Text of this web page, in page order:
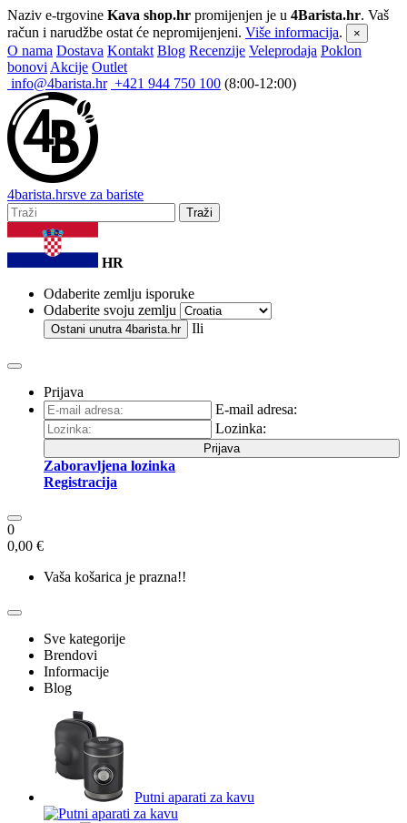
Naziv e-trgovine Kava shop.hr promijenjen je u 4Barista.hr. Vaš
račun i narudžbe ostat će nepromijenjeni. Više informacija. ×
O nama Dostava Kontakt Blog Recenzije Veleprodaja Poklon
bonovi Akcije Outlet
info@4barista.hr +421 944 750 100 (8:00-12:00)
4barista.hrsve za bariste
Traži
HR
Odaberite zemlju isporuke
Odaberite svoju zemlju
Ostani unutra 4barista.hr Ili
Prijava
E-mail adresa:
Lozinka:
Prijava
Zaboravljena lozinka
Registracija
0
0,00 €
Vaša košarica je prazna!!
Sve kategorije
Brendovi
Informacije
Blog
Putni aparati za kavu